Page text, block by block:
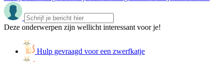
Deze onderwerpen zijn wellicht interessant voor je!
Hulp gevraagd voor een zwerfkatje